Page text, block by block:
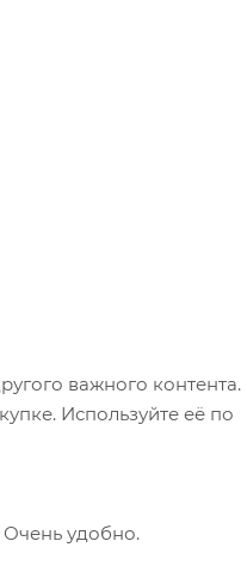
важного контента.
Используйте её по
Очень удобно.